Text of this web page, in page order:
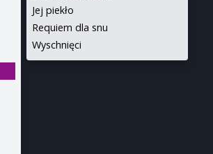
Jej piekło
Requiem dla snu
Wyschnięci